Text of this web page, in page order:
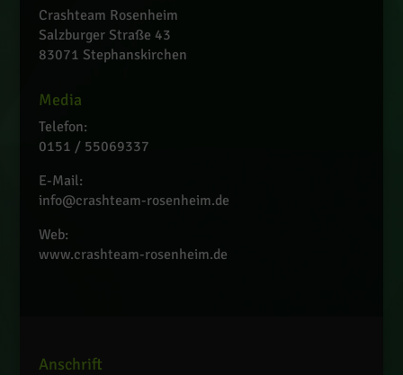
Crashteam Rosenheim
Salzburger Straße 43
83071 Stephanskirchen
Media
Telefon:
0151 / 55069337
E-Mail:
info@crashteam-rosenheim.de
Web:
www.crashteam-rosenheim.de
Anschrift